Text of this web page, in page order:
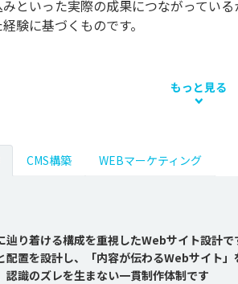
といった実際の成果につながってい
験に基づくものです。
もっと見る
CMS構築 WEBマーケティング
辿り着ける構成を重視したWebサイト設計で
配置を設計し、「内容が伝わるWebサイト」
認識のズレを生まない一貫制作体制です